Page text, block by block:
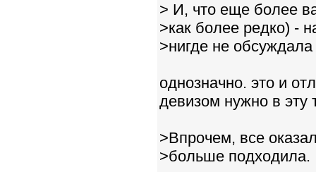
> И, что еще более
>как более редко) -
>нигде не
однозначно. это и
девизом нужно в эту
>Впрочем, все
>больше подходила.